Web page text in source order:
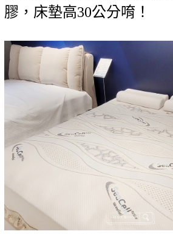
膠，床墊高30公分唷！